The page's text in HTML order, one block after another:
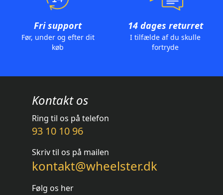
Fri support
Før, under og efter dit
køb
14 dages returret
I tilfælde af du skulle
fortryde
Kontakt os
Ring til os på telefon
93 10 10 96
Skriv til os på mailen
kontakt@wheelster.dk
Følg os her